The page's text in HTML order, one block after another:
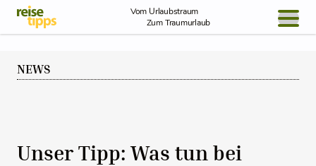
Skip to Content
Vom Urlaubstraum
Zum Traumurlaub
NEWS
Unser Tipp: Was tun bei